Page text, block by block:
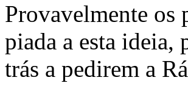
Provavelmente os
piada a esta ideia,
trás a pedirem a